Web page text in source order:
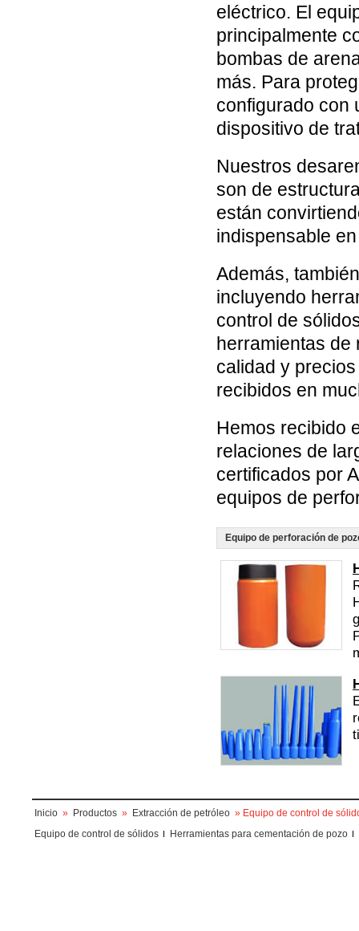
eléctrico. El
principalmente
bombas de
más. Para
configurado con
dispositivo de
Nuestros
son de
están
indispensable
Además,
incluyendo
control de
herramientas de
calidad y
recibidos en
Hemos recibido
relaciones de
certificados por
equipos de
Equipo de perforación de
Inicio » Productos » Extracción de petróleo » Equipo de control de
Equipo de control de sólidos
Herramientas para cementación de pozo